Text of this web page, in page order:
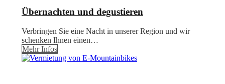
Übernachten und degustieren
Verbringen Sie eine Nacht in unserer Region und wir
schenken Ihnen einen…
Mehr Infos